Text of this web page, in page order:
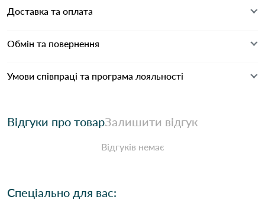
Доставка та оплата
Обмін та повернення
Умови співпраці та програма лояльності
Відгуки про товарЗалишити відгук
Відгуків немає
Спеціально для вас: